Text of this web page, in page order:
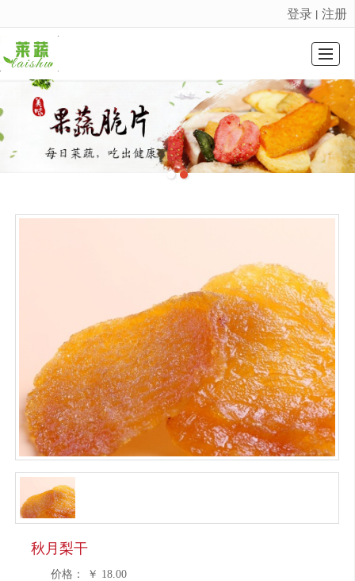
很遗憾，因您的浏览器版本过低导致无法获得最佳浏览体验，推荐下载安装谷歌浏览器！
登录 丨 注册
HOME PAGE 公司动态 EQUIPMENT DISPLAY INTRO VIDEO 图库展示 CONTACT US
秋月梨干
价格： ￥ 18.00